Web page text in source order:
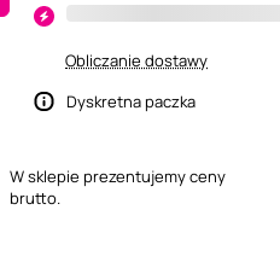
Obliczanie dostawy
Dyskretna paczka
W sklepie prezentujemy ceny
brutto.